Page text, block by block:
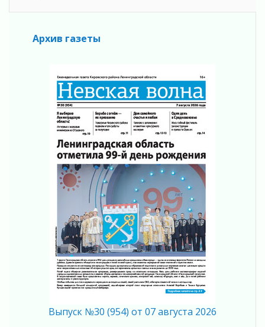
04 августа 2026
В Ленобласти растет потребление
мобильного трафика
04 августа 2026
Полумрак бьёт по карману
04 августа 2026
Вниманию автомобилистов!
04 августа 2026
Память, сталь и музыка
04 августа 2026
Регион готовится к выборам
04 августа 2026
Никакого принуждения, только письменное
согласие
04 августа 2026
Без риска для здоровья и кошелька
04 августа 2026
04 августа 2026
Архив газеты
Выпуск №30 (954) от 07 августа 2026